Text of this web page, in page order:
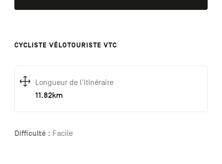
CYCLISTE VÉLOTOURISTE VTC
Longueur de l'itinéraire
11.82km
Difficulté : Facile